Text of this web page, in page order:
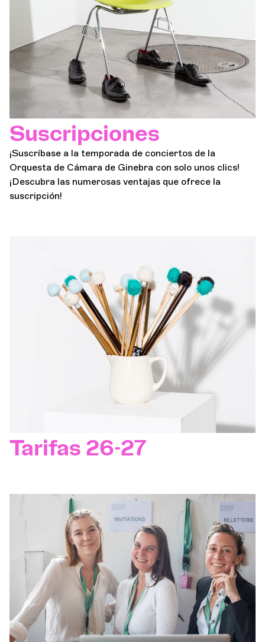
Suscripciones
¡Suscríbase a la temporada de conciertos de la
Orquesta de Cámara de Ginebra con solo unos clics!
¡Descubra las numerosas ventajas que ofrece la
suscripción!
Tarifas 26-27